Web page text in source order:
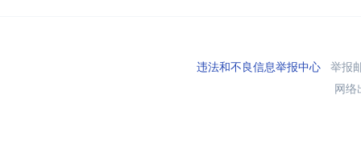
违法和不良信息举报中心举报
网